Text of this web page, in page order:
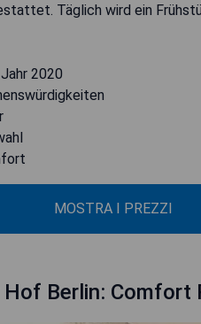
Täglich wird ein
2020
MOSTRA I PREZZI
Berlin: Comfort